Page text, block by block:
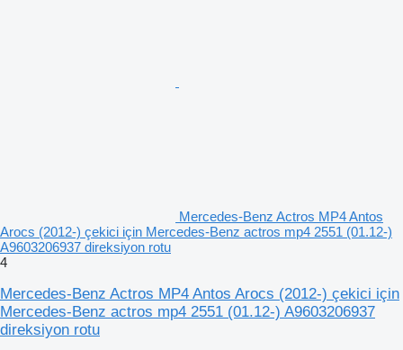
Mercedes-Benz Actros MP4 Antos
Arocs (2012-) çekici için Mercedes-Benz actros mp4 2551 (01.12-)
A9603206937 direksiyon rotu
4
Mercedes-Benz Actros MP4 Antos Arocs (2012-) çekici için
Mercedes-Benz actros mp4 2551 (01.12-) A9603206937
direksiyon rotu